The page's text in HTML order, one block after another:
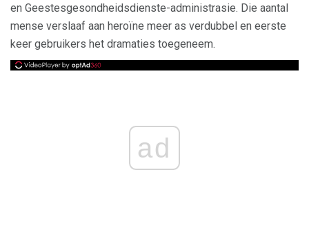
en Geestesgesondheidsdienste-administrasie. Die aantal
mense verslaaf aan heroïne meer as verdubbel en eerste
keer gebruikers het dramaties toegeneem.
ad